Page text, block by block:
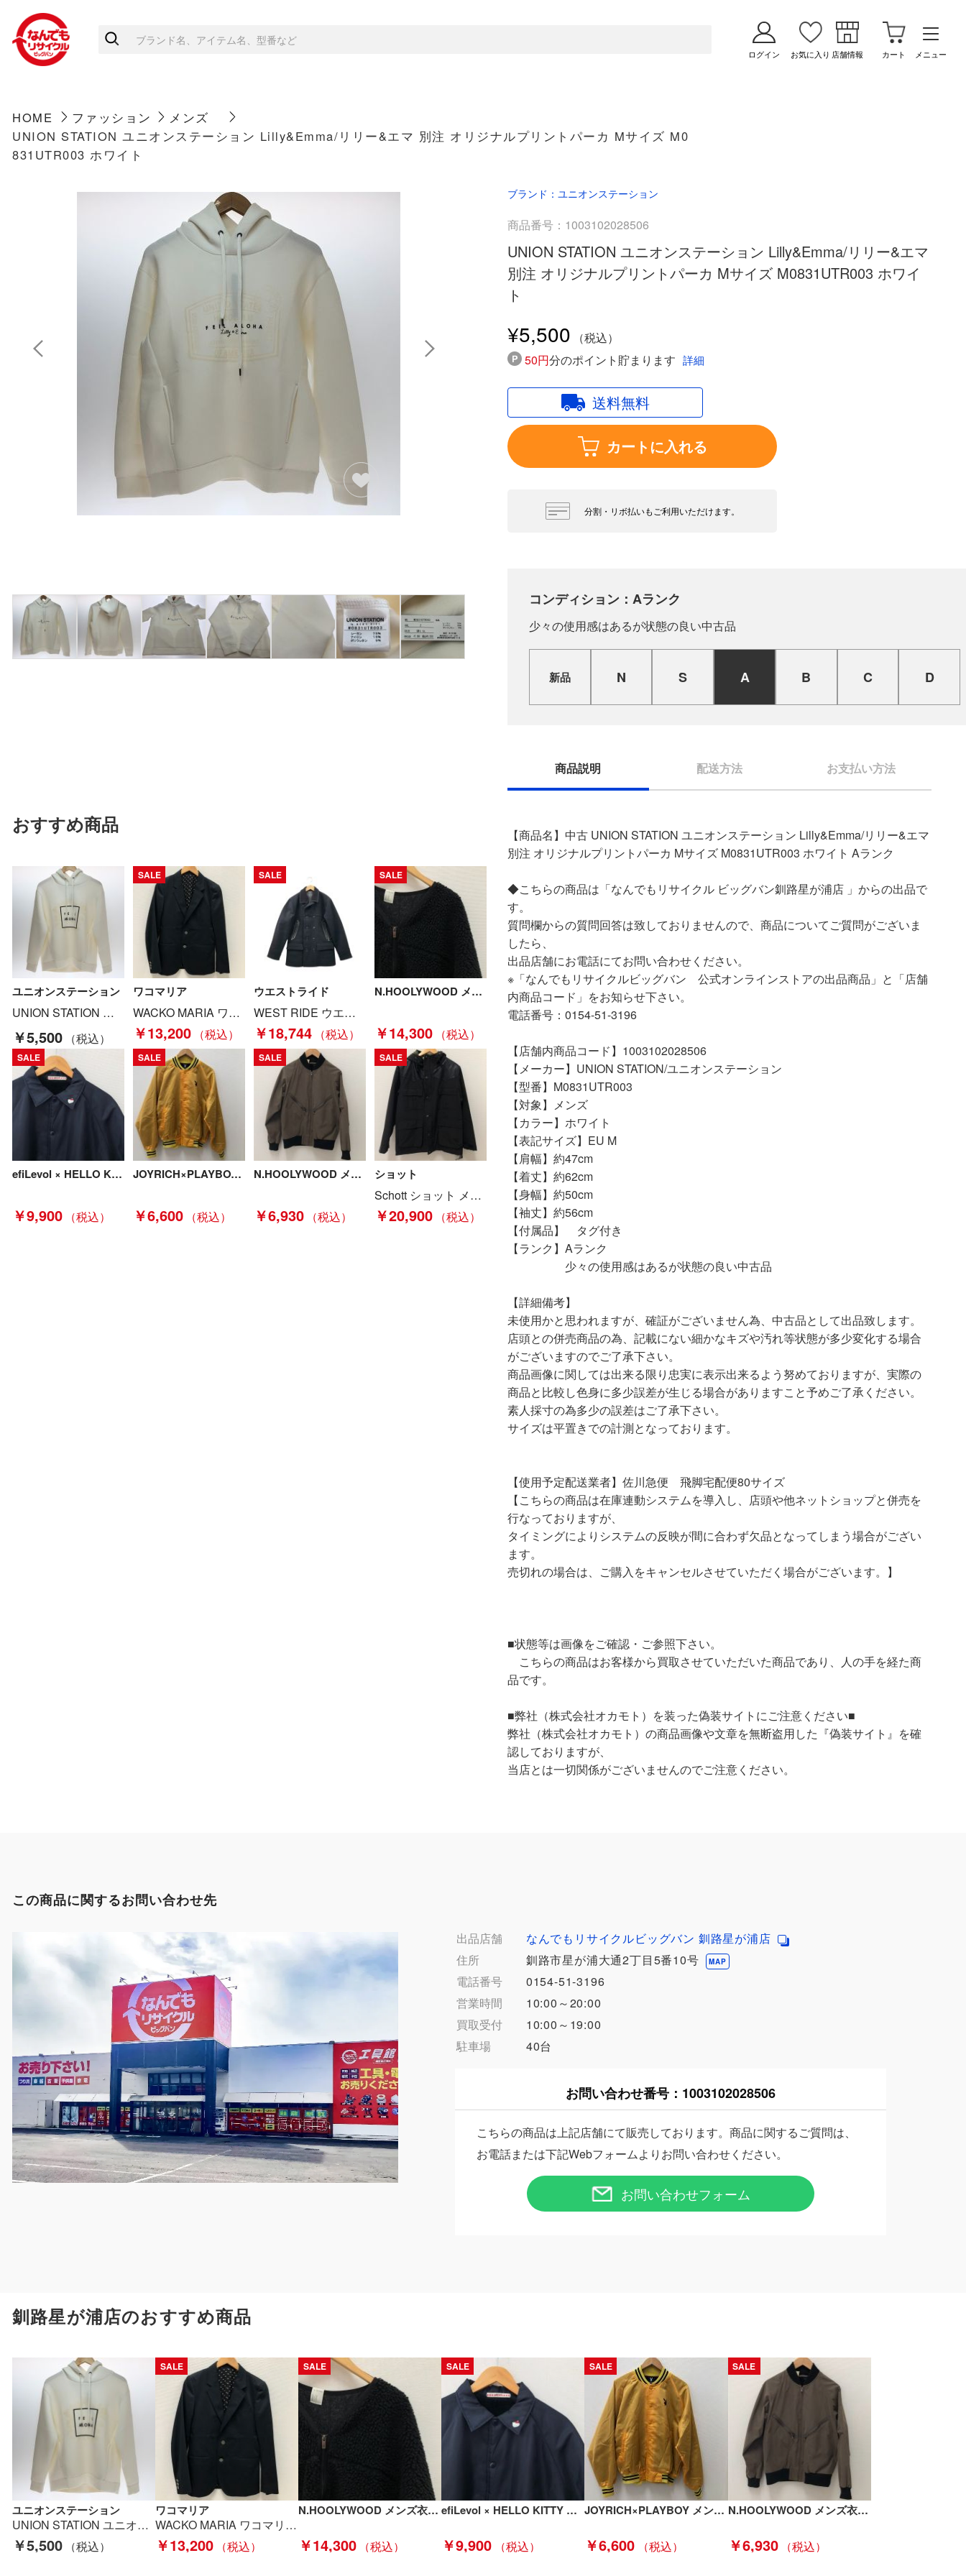
ログイン お気に入り 店舗情報 カート メニュー
HOME ファッション
メンズ
UNION STATION ユニオンステーション Lilly&Emma/リリー&エマ 別注 オリジナルプリントパーカ Mサイズ M0
831UTR003 ホワイト
おすすめ商品
ユニオンステーション
UNION STATION ユニオンステーション Lilly&Emma/リリー&エマ 別注 オリジナルプリントパーカ Mサイズ M0831UTR003 ホワイト Aランク
￥5,500
SALE
ワコマリア
WACKO MARIA ワコマリア メンズジャケット sizeS ネイビー Bランク
￥13,200
SALE
ウエストライド
WEST RIDE ウエストライド メンズ コート サイズ38 ブラック Bランク
￥18,744
SALE
N.HOOLYWOOD メンズ衣料 ノーカラーフリースジャケット サイズ38 192-BL02-030 ブラック Bランク
￥14,300
SALE
efiLevol × HELLO KITTY MEN メンズ衣料 コーチジャケット ブラック Bランク
￥9,900
SALE
JOYRICH×PLAYBOY メンズ衣料 ジャケット スタジャン SIZE S イエロー Cランク
￥6,600
SALE
N.HOOLYWOOD メンズ衣料 ブルゾン サイズ36 132-BL05 pieces オリーブ Bランク
￥6,930
SALE
ショット
Schott ショット メンズ衣料 ジャケット LEATHER YOKE MOUNTAIN JACKET SIZE M 7249 ブラック Bランク
￥20,900
ブランド：ユニオンステーション
商品番号：1003102028506
UNION STATION ユニオンステーション Lilly&Emma/リリー&エマ
別注 オリジナルプリントパーカ Mサイズ M0831UTR003 ホワイ
ト
¥5,500
50円分のポイント貯まります 詳細
送料無料
カートに入れる
分割・リボ払いもご利用いただけます。
コンディション：Aランク
少々の使用感はあるが状態の良い中古品
新品 N S A B C D
商品説明 配送方法 お支払い方法
【商品名】中古 UNION STATION ユニオンステーション Lilly&Emma/リリー&エマ
別注 オリジナルプリントパーカ Mサイズ M0831UTR003 ホワイト Aランク
◆こちらの商品は「なんでもリサイクル ビッグバン釧路星が浦店 」からの出品で
す。
質問欄からの質問回答は致しておりませんので、商品についてご質問がございま
したら、
出品店舗にお電話にてお問い合わせください。
※「なんでもリサイクルビッグバン 公式オンラインストアの出品商品」と「店舗
内商品コード」をお知らせ下さい。
電話番号：0154-51-3196
【店舗内商品コード】1003102028506
【メーカー】UNION STATION/ユニオンステーション
【型番】M0831UTR003
【対象】メンズ
【カラー】ホワイト
【表記サイズ】EU M
【肩幅】約47cm
【着丈】約62cm
【身幅】約50cm
【袖丈】約56cm
【付属品】 タグ付き
【ランク】Aランク
少々の使用感はあるが状態の良い中古品
【詳細備考】
未使用かと思われますが、確証がございません為、中古品として出品致します。
店頭との併売商品の為、記載にない細かなキズや汚れ等状態が多少変化する場合
がございますのでご了承下さい。
商品画像に関しては出来る限り忠実に表示出来るよう努めておりますが、実際の
商品と比較し色身に多少誤差が生じる場合がありますこと予めご了承ください。
素人採寸の為多少の誤差はご了承下さい。
サイズは平置きでの計測となっております。
【使用予定配送業者】佐川急便 飛脚宅配便80サイズ
【こちらの商品は在庫連動システムを導入し、店頭や他ネットショップと併売を
行なっておりますが、
タイミングによりシステムの反映が間に合わず欠品となってしまう場合がござい
ます。
売切れの場合は、ご購入をキャンセルさせていただく場合がございます。】
■状態等は画像をご確認・ご参照下さい。
こちらの商品はお客様から買取させていただいた商品であり、人の手を経た商
品です。
■弊社（株式会社オカモト）を装った偽装サイトにご注意ください■
弊社（株式会社オカモト）の商品画像や文章を無断盗用した『偽装サイト』を確
認しておりますが、
当店とは一切関係がございませんのでご注意ください。
この商品に関するお問い合わせ先
出品店舗
なんでもリサイクルビッグバン 釧路星が浦店
住所
釧路市星が浦大通2丁目5番10号 MAP
電話番号
0154-51-3196
営業時間
10:00～20:00
買取受付
10:00～19:00
駐車場
40台
お問い合わせ番号： 1003102028506
こちらの商品は上記店舗にて販売しております。商品に関するご質問は、
お電話または下記Webフォームよりお問い合わせください。
お問い合わせフォーム
釧路星が浦店のおすすめ商品
ユニオンステーション
UNION STATION ユニオンステーション Lilly&Emma/リリー&エマ 別注 オリジナルプリントパーカ Mサイズ M0831UTR003 ホワイト Aランク
￥5,500
SALE
ワコマリア
WACKO MARIA ワコマリア メンズジャケット sizeS ネイビー Bランク
￥13,200
SALE
N.HOOLYWOOD メンズ衣料 ノーカラーフリースジャケット サイズ38 192-BL02-030 ブラック Bランク
￥14,300
SALE
efiLevol × HELLO KITTY MEN メンズ衣料 コーチジャケット ブラック Bランク
￥9,900
SALE
JOYRICH×PLAYBOY メンズ衣料 ジャケット スタジャン SIZE S イエロー Cランク
￥6,600
SALE
N.HOOLYWOOD メンズ衣料 ブルゾン サイズ36 132-BL05 pieces オリーブ Bランク
￥6,930